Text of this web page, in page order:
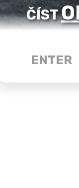
ČÍST
ENTER